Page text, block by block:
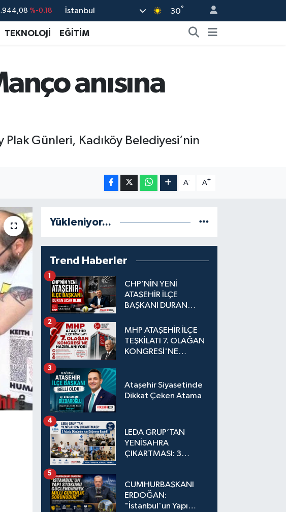
47,7436 %0.18
55,2510 %0.32
13.779 %-14
İstanbul 30°
TEKNOLOJİ EĞİTİM
anısına
Plak Günleri, Kadıköy Belediyesi’nin
A- A+
Yükleniyor...
Trend Haberler
CHP’NİN YENİ
ATAŞEHİR İLÇE
BAŞKANI DURAN
1
MHP ATAŞEHİR İLÇE
TEŞKİLATI 7. OLAĞAN
KONGRESİ'NE
2
Ataşehir Siyasetinde
Dikkat Çeken Atama
3
LEDA GRUP’TAN
YENİSAHRA
ÇIKARTMASI: 3
4
CUMHURBAŞKANI
ERDOĞAN:
"İstanbul'un Yapı
5